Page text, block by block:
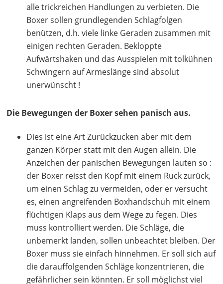
alle trickreichen Handlungen zu verbieten. Die
Boxer sollen grundlegenden Schlagfolgen
benützen, d.h. viele linke Geraden zusammen mit
einigen rechten Geraden. Bekloppte
Aufwärtshaken und das Ausspielen mit tolkühnen
Schwingern auf Armeslänge sind absolut
unerwünscht !
Die Bewegungen der Boxer sehen panisch aus.
Dies ist eine Art Zurückzucken aber mit dem
ganzen Körper statt mit den Augen allein. Die
Anzeichen der panischen Bewegungen lauten so :
der Boxer reisst den Kopf mit einem Ruck zurück,
um einen Schlag zu vermeiden, oder er versucht
es, einen angreifenden Boxhandschuh mit einem
flüchtigen Klaps aus dem Wege zu fegen. Dies
muss kontrolliert werden. Die Schläge, die
unbemerkt landen, sollen unbeachtet bleiben. Der
Boxer muss sie einfach hinnehmen. Er soll sich auf
die darauffolgenden Schläge konzentrieren, die
gefährlicher sein könnten. Er soll möglichst viel